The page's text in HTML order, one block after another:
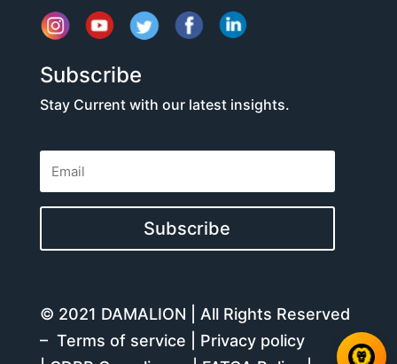
Subscribe
Stay Current with our latest insights.
Subscribe
© 2021 DAMALION | All Rights Reserved
– Terms of service
Privacy policy